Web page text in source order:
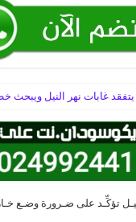
يتفقد غابات نهر النيل ويبحث
تؤكِّـد على ضـرورة وضـع